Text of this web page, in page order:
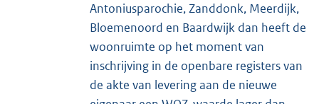
Antoniusparochie, Zanddonk, Meerdijk,
Bloemenoord en Baardwijk dan heeft de
woonruimte op het moment van
inschrijving in de openbare registers van
de akte van levering aan de nieuwe